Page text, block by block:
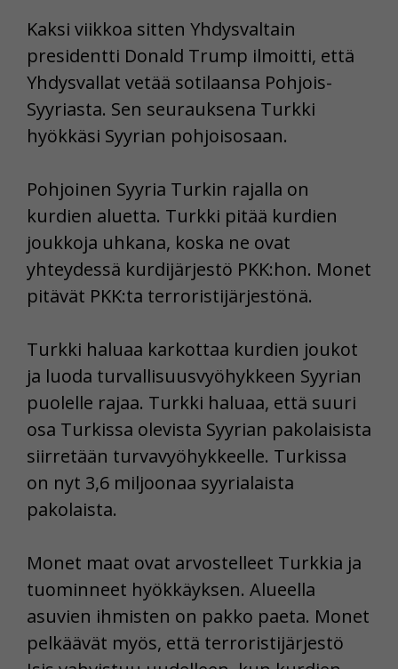
Kaksi viikkoa sitten Yhdysvaltain
presidentti Donald Trump ilmoitti, että
Yhdysvallat vetää sotilaansa Pohjois-
Syyriasta. Sen seurauksena Turkki
hyökkäsi Syyrian pohjoisosaan.
Pohjoinen Syyria Turkin rajalla on
kurdien aluetta. Turkki pitää kurdien
joukkoja uhkana, koska ne ovat
yhteydessä kurdijärjestö PKK:hon. Monet
pitävät PKK:ta terroristijärjestönä.
Turkki haluaa karkottaa kurdien joukot
ja luoda turvallisuusvyöhykkeen Syyrian
puolelle rajaa. Turkki haluaa, että suuri
osa Turkissa olevista Syyrian pakolaisista
siirretään turvavyöhykkeelle. Turkissa
on nyt 3,6 miljoonaa syyrialaista
pakolaista.
Monet maat ovat arvostelleet Turkkia ja
tuominneet hyökkäyksen. Alueella
asuvien ihmisten on pakko paeta. Monet
pelkäävät myös, että terroristijärjestö